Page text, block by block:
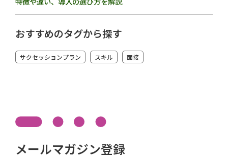
おすすめのタグから探す
サクセッションプラン スキル 面接
メールマガジン登録